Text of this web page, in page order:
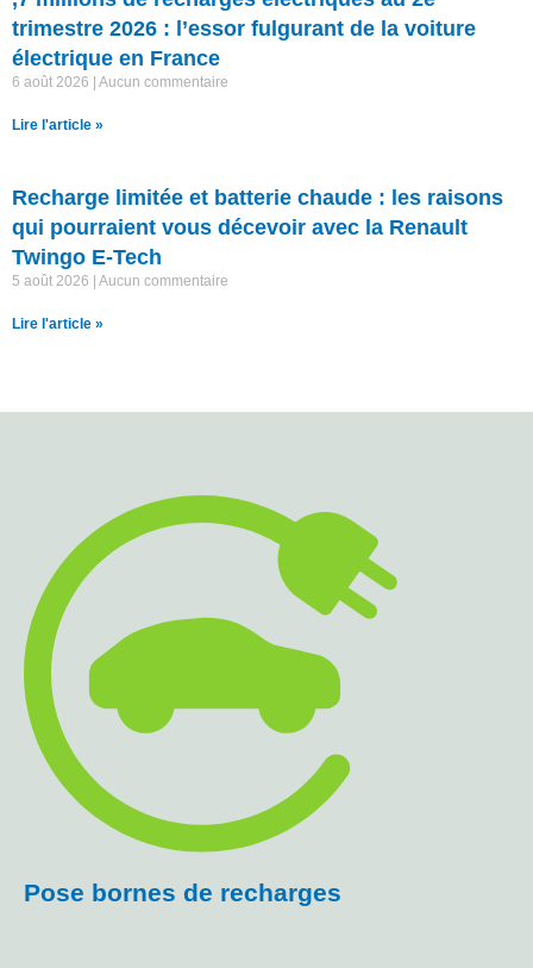
trimestre 2026 : l’essor fulgurant de la voiture
électrique en France
6 août 2026 Aucun commentaire
Lire l'article »
Recharge limitée et batterie chaude : les raisons
qui pourraient vous décevoir avec la Renault
Twingo E-Tech
5 août 2026 Aucun commentaire
Lire l'article »
Pose bornes de recharges